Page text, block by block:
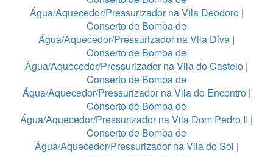
Água/Aquecedor/Pressurizador na Vila Deodoro|
Conserto de Bomba de
Água/Aquecedor/Pressurizador na Vila Diva |
Conserto de Bomba de
Água/Aquecedor/Pressurizador na Vila do Castelo |
Conserto de Bomba de
Água/Aquecedor/Pressurizador na Vila do Encontro|
Conserto de Bomba de
Água/Aquecedor/Pressurizador na Vila Dom Pedro II |
Conserto de Bomba de
Água/Aquecedor/Pressurizador na Vila do Sol |